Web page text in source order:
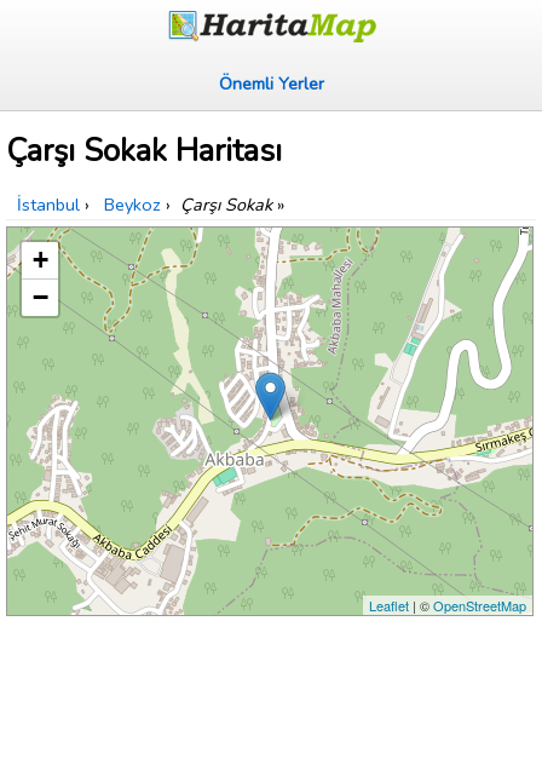
Önemli Yerler
Çarşı Sokak Haritası
İstanbul › Beykoz › Çarşı Sokak»
+
−
Leaflet| ©OpenStreetMap